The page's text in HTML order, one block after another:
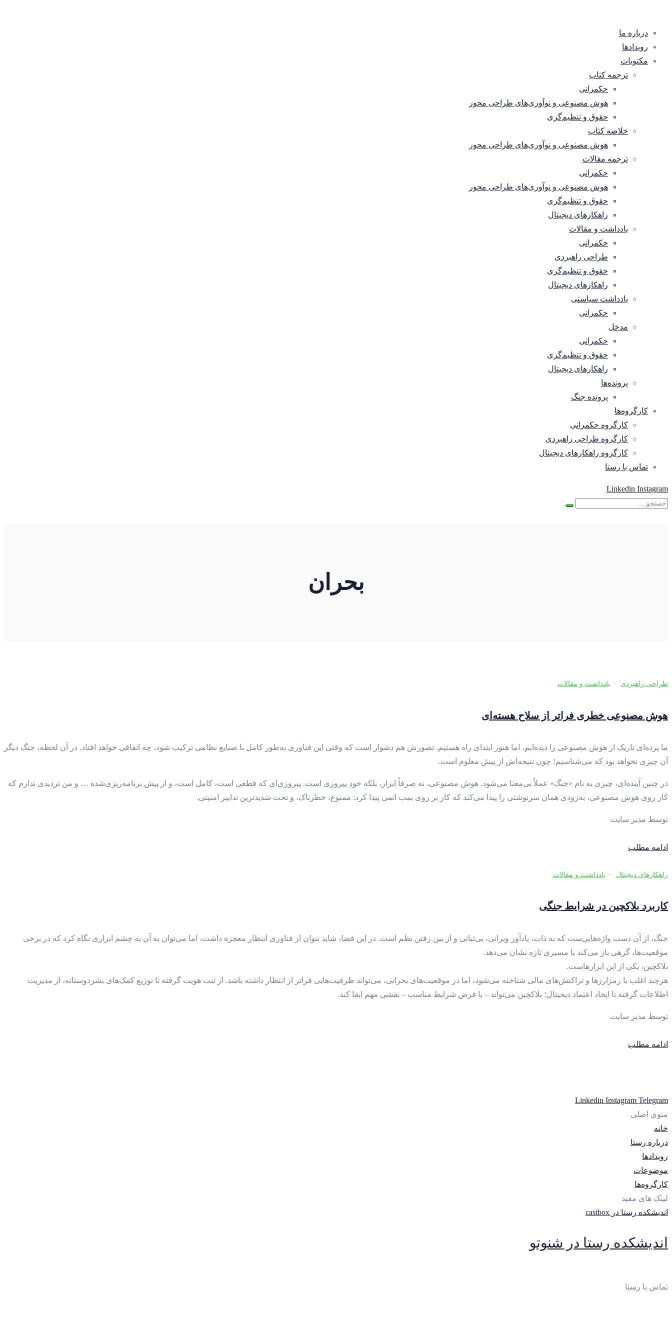
درباره ما
رویدادها
مکتوبات
ترجمه کتاب
حکمرانی
هوش مصنوعی و نوآوری‌های طراحی محور
حقوق و تنظیم‌گری
خلاصه کتاب
هوش مصنوعی و نوآوری‌های طراحی محور
ترجمه مقالات
حکمرانی
هوش مصنوعی و نوآوری‌های طراحی محور
حقوق و تنظیم‌گری
راهکارهای دیجیتال
یادداشت و مقالات
حکمرانی
طراحی راهبردی
حقوق و تنظیم‌گری
راهکارهای دیجیتال
یادداشت سیاستی
حکمرانی
مدخل
حکمرانی
حقوق و تنظیم‌گری
راهکارهای دیجیتال
پرونده‌ها
پرونده جنگ
کارگروه‌ها
کارگروه حکمرانی
کارگروه طراحی راهبردی
کارگروه راهکارهای دیجیتال
تماس با رستا
Linkedin Instagram
بحران
طراحی راهبردی · یادداشت و مقالات
هوش مصنوعی خطری فراتر از سلاح هسته‌ای
ما پرده‌ای تاریک از هوش مصنوعی را دیده‌ایم، اما هنوز ابتدای راه هستیم. تصورش هم دشوار است که وقتی این فناوری به‌طور کامل با صنایع نظامی ترکیب شود، چه اتفاقی خواهد افتاد. در آن لحظه، جنگ دیگر
آن چیزی نخواهد بود که می‌شناسیم؛ چون نتیجه‌اش از پیش معلوم است.
در چنین آینده‌ای، چیزی به نام «جنگ» عملاً بی‌معنا می‌شود. هوش مصنوعی، نه صرفاً ابزار، بلکه خودِ پیروزی است. پیروزی‌ای که قطعی است، کامل است، و از پیش برنامه‌ریزی‌شده … و من تردیدی ندارم که
کار روی هوش مصنوعی، به‌زودی همان سرنوشتی را پیدا می‌کند که کار بر روی بمب اتمی پیدا کرد: ممنوع، خطرناک، و تحت شدیدترین تدابیر امنیتی.
توسط مدیر سایت
ادامه مطلب
راهکارهای دیجیتال · یادداشت و مقالات
کاربرد بلاکچین در شرایط جنگی
جنگ، از آن دست واژه‌هایی‌ست که به ذات، یادآور ویرانی، بی‌ثباتی و از بین رفتن نظم است. در این فضا، شاید نتوان از فناوری انتظار معجزه داشت، اما می‌توان به آن به چشم ابزاری نگاه کرد که در برخی
موقعیت‌ها، گرهی باز می‌کند یا مسیری تازه نشان می‌دهد.
بلاکچین، یکی از این ابزارهاست.
هرچند اغلب با رمزارزها و تراکنش‌های مالی شناخته می‌شود، اما در موقعیت‌های بحرانی، می‌تواند ظرفیت‌هایی فراتر از انتظار داشته باشد. از ثبت هویت گرفته تا توزیع کمک‌های بشردوستانه، از مدیریت
اطلاعات گرفته تا ایجاد اعتماد دیجیتال؛ بلاکچین می‌تواند – با فرض شرایط مناسب – نقشی مهم ایفا کند.
توسط مدیر سایت
ادامه مطلب
Linkedin Instagram Telegram
منوی اصلی
خانه
درباره رستا
رویدادها
موضوعات
کارگروه‌ها
لینک های مفید
اندیشکده رستا در castbox
اندیشکده رستا در شنوتو
تماس با رستا